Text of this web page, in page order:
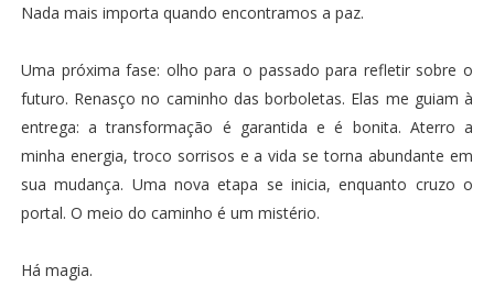
Nada mais importa quando encontramos a paz.
Uma próxima fase: olho para o passado para refletir sobre o
futuro. Renasço no caminho das borboletas. Elas me guiam à
entrega: a transformação é garantida e é bonita. Aterro a
minha energia, troco sorrisos e a vida se torna abundante em
sua mudança. Uma nova etapa se inicia, enquanto cruzo o
portal. O meio do caminho é um mistério.
Há magia.